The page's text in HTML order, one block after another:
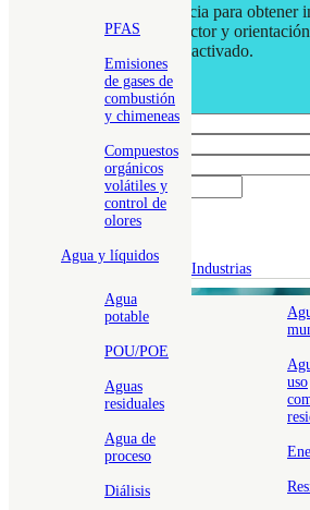
PFAS
Emisiones
de gases de
combustión
y chimeneas
Compuestos
orgánicos
volátiles y
control de
olores
Agua y líquidos
Agua
potable
POU/POE
Aguas
residuales
Agua de
proceso
Diálisis
Industrias
uso
Su recurso de referencia para obtener
actualizaciones del sector y
soluciones de carbón activado.
Clear filters